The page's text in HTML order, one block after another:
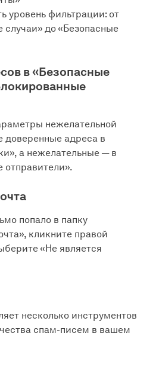
уровень фильтрации: от
случаи» до «Безопасные
в «Безопасные
нежелательной
доверенные адреса в
а нежелательные — в
отправители».
попало в папку
кликните правой
«Не является
несколько инструментов
спам-писем в вашем